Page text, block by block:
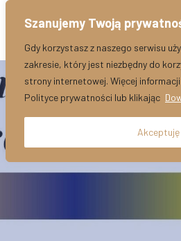
Szanujemy Twoją
Gdy korzystasz z naszego serwisu
zakresie, który jest niezbędny do
strony internetowej. Więcej
Polityce prywatności lub klikając
Akceptuję
treści
Szukaj: